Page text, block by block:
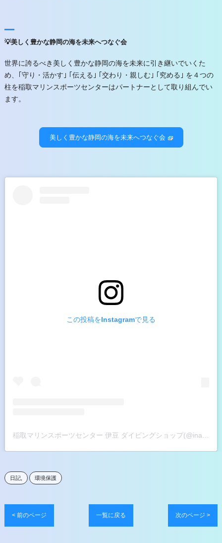
💡美しく豊かな静岡の海を未来へつなぐ会
世界に誇るべき美しく豊かな静岡の海を未来に引き継いでいくた
め、｢守り・活かす｣ ｢伝える｣ ｢交わり・親しむ｣ ｢究める｣ を４つの
柱を稲取マリンスポーツセンターはパートナーとして取り組んでい
ます。
美しく豊かな静岡の海を未来へつなぐ会
この投稿をInstagramで見る
稲取マリンスポーツセンター 伊豆 ダイビングショップ(@inatori_marinesports_centre)がシェアした投稿
日記 環境保護
< 前のページ 一覧に戻る 次のページ >